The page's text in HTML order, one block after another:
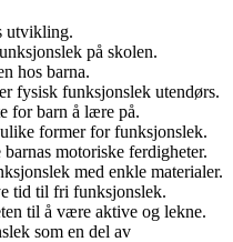
utvikling.
på skolen.
hos barna.
fysisk funksjonslek utendørs.
for barn å lære på.
former for funksjonslek.
motoriske ferdigheter.
med enkle materialer.
tid til fri funksjonslek.
til å være aktive og lekne.
som en del av